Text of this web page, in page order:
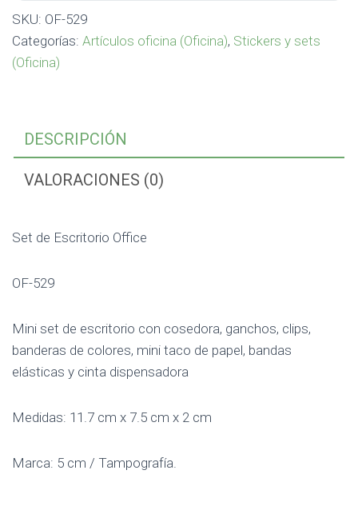
SKU: OF-529
Categorías: Artículos oficina (Oficina), Stickers y sets
(Oficina)
DESCRIPCIÓN
VALORACIONES (0)
Set de Escritorio Office
OF-529
Mini set de escritorio con cosedora, ganchos, clips,
banderas de colores, mini taco de papel, bandas
elásticas y cinta dispensadora
Medidas: 11.7 cm x 7.5 cm x 2 cm
Marca: 5 cm / Tampografía.